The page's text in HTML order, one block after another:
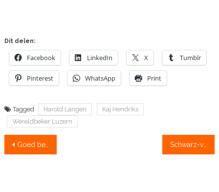
Dit delen:
Facebook LinkedIn X Tumblr
Pinterest WhatsApp Print
Tagged Harold Langen
Kaj Hendriks
Wereldbeker Luzern
Bericht
Goed begin voor Nederland in Luzern Schwarz-vier overtuigt in halve finale